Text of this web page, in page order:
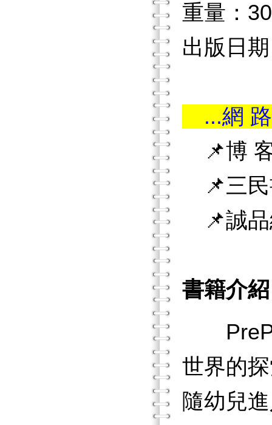
重量：
出版日
...網
📌博
📌三民
📌誠品
書籍介紹
世界的
隨幼兒